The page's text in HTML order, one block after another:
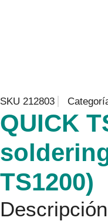
SKU 212803
QUICK
TS1200)
Descripción